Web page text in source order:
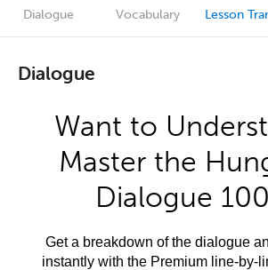
Dialogue Vocabulary Lesson
Dialogue
Want to
Master the
Dialogue
Get a breakdown of the dialogue
instantly with the Premium line-by-